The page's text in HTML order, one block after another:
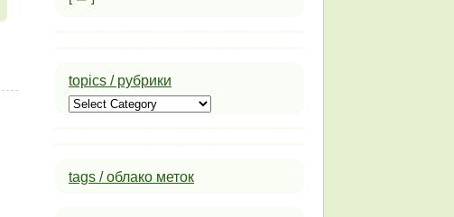
topics / рубрики
topics
/
tags / облако меток